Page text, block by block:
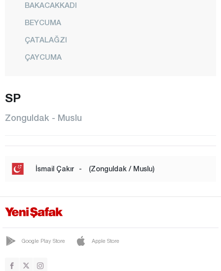
BAKACAKKADI
BEYCUMA
ÇATALAĞZI
ÇAYCUMA
EREĞLİ
GÜLÜÇ
GÜMELİ
KANDİLLİ
KARAMAN
KARAPINAR
SP
Zonguldak - Muslu
İsmail Çakır - (Zonguldak / Muslu)
Google Play Store Apple Store